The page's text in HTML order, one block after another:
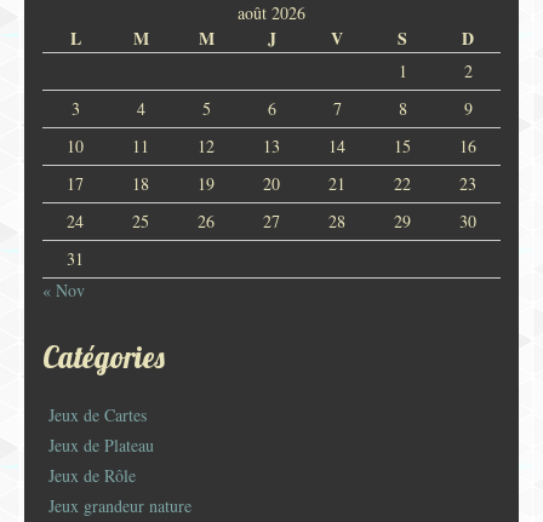
août 2026
L M M J V S D
1
2
3
4 5 6 7 8
9
10
11 12 13 14 15
16
17
18 19 20 21 22
23
24
25 26 27 28 29
30
31
« Nov
Catégories
Jeux de Cartes
Jeux de Plateau
Jeux de Rôle
Jeux grandeur nature